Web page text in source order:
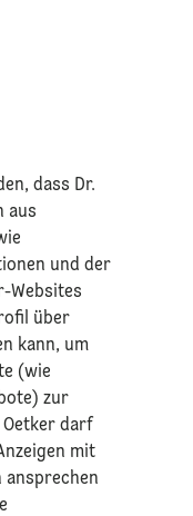
dass Dr.
aus
und der
Websites
über
kann, um
(wie
zur
Oetker darf
mit